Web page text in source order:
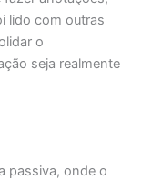
lido com outras
o
seja realmente
passiva, onde o